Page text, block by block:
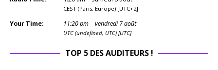
CEST (Paris, Europe) [UTC+2]
Your Time: 11:20pm vendredi 7 août
UTC (undefined, UTC) [UTC]
TOP 5 DES AUDITEURS !